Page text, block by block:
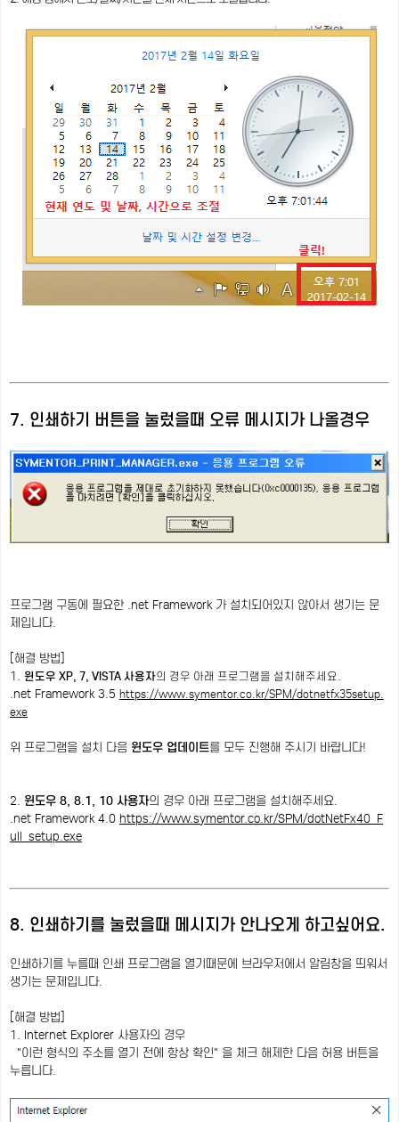
7. 인쇄하기 버튼을 눌렀을때 오류 메시지가 나올경우
프로그램 구동에 필요한 .net Framework 가 설치되어있지 않아서 생기는 문
제입니다.
[해결 방법]
1. 윈도우 XP, 7, VISTA 사용자의 경우 아래 프로그램을 설치해주세요.
.net Framework 3.5 https://www.symentor.co.kr/SPM/dotnetfx35setup.
exe
위 프로그램을 설치 다음 윈도우 업데이트를 모두 진행해 주시기 바랍니다!
2. 윈도우 8, 8.1, 10 사용자의 경우 아래 프로그램을 설치해주세요.
.net Framework 4.0 https://www.symentor.co.kr/SPM/dotNetFx40_F
ull_setup.exe
8. 인쇄하기를 눌렀을때 메시지가 안나오게 하고싶어요.
인쇄하기를 누를때 인쇄 프로그램을 열기때문에 브라우저에서 알림창을 띄워서
생기는 문제입니다.
[해결 방법]
1. Internet Explorer 사용자의 경우
"이런 형식의 주소를 열기 전에 항상 확인" 을 체크 해제한 다음 허용 버튼을
누릅니다.